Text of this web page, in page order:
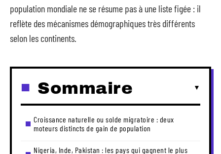
population mondiale ne se résume pas à une liste figée : il
reflète des mécanismes démographiques très différents
selon les continents.
Sommaire
Croissance naturelle ou solde migratoire : deux
moteurs distincts de gain de population
Nigeria, Inde, Pakistan : les pays qui gagnent le plus